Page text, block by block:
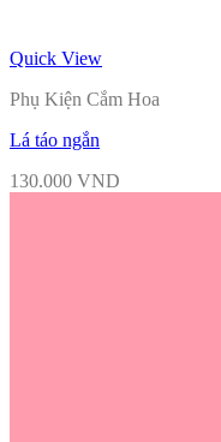
Quick View
Phụ Kiện Cắm Hoa
Lá táo ngắn
130.000 VND